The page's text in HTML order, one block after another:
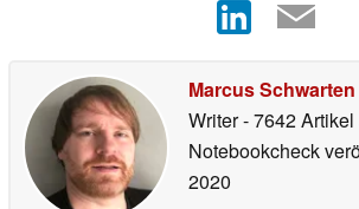
Marcus Schwarten
Writer- 7642 Artikel
Notebookcheck
2020